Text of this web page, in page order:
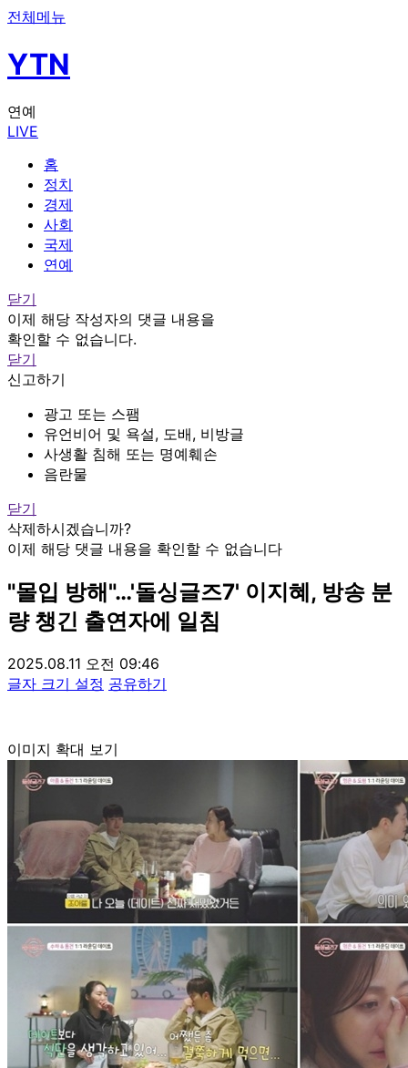
전체메뉴
YTN
연예
LIVE
홈
정치
경제
사회
국제
연예
닫기
이제 해당 작성자의 댓글 내용을
확인할 수 없습니다.
닫기
신고하기
광고 또는 스팸
유언비어 및 욕설, 도배, 비방글
사생활 침해 또는 명예훼손
음란물
닫기
삭제하시겠습니까?
이제 해당 댓글 내용을 확인할 수 없습니다
"몰입 방해"…'돌싱글즈7' 이지혜, 방송 분
량 챙긴 출연자에 일침
2025.08.11 오전 09:46
글자 크기 설정 공유하기
이미지 확대 보기